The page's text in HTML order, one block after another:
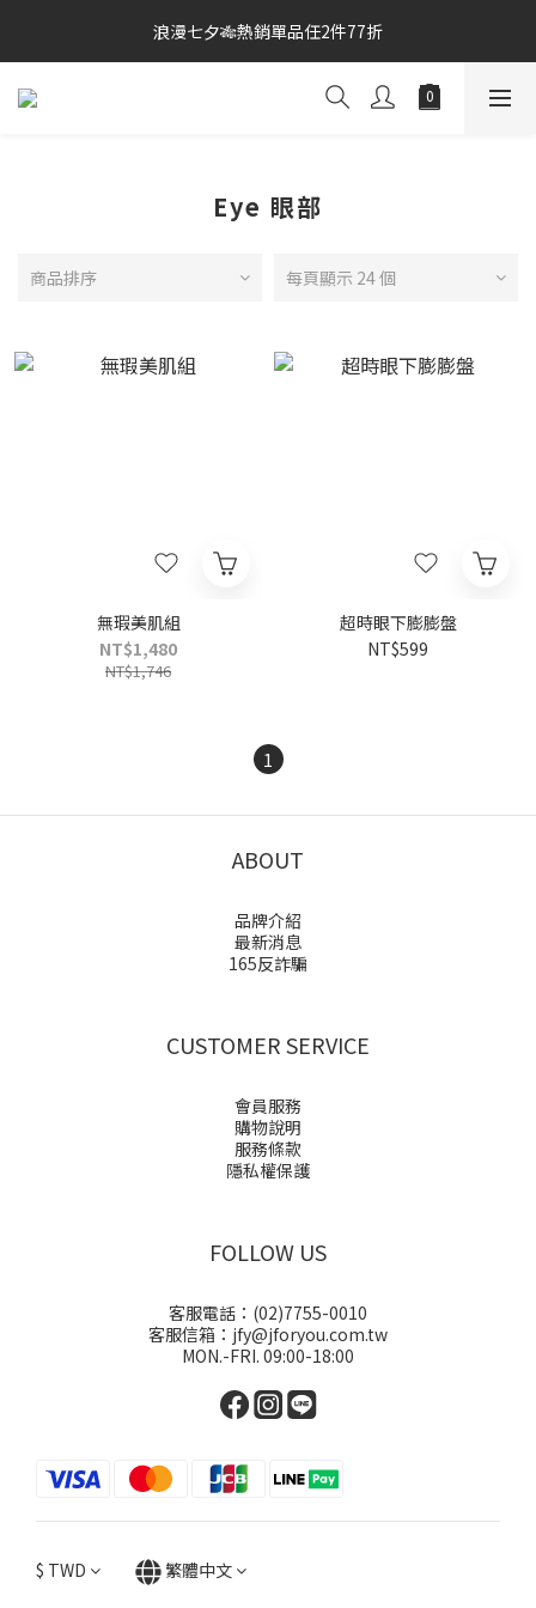
宅家防颱🌀$499免運
0
1
0
2
1
0
0
浪漫七夕🎋熱銷單品任2件77折
宅家防颱🌀$499免運
Eye 眼部
商品排序 每頁顯示 24 個
無瑕美肌組
NT$1,480
NT$1,746
超時眼下膨膨盤
NT$599
1
ABOUT
品牌介紹
最新消息
165反詐騙
CUSTOMER SERVICE
會員服務
購物說明
服務條款
隱私權保護
FOLLOW US
客服電話：(02)7755-0010
客服信箱：jfy@jforyou.com.tw
MON.-FRI. 09:00-18:00
$ TWD 繁體中文